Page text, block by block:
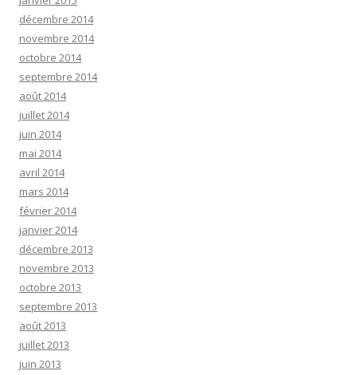
décembre 2014
novembre 2014
octobre 2014
septembre 2014
août 2014
juillet 2014
juin 2014
mai 2014
avril 2014
mars 2014
février 2014
janvier 2014
décembre 2013
novembre 2013
octobre 2013
septembre 2013
août 2013
juillet 2013
juin 2013